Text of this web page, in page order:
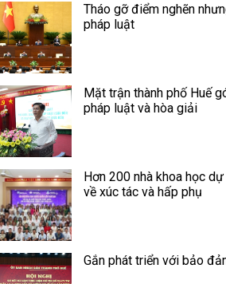
Tháo gỡ điểm nghẽn
pháp luật
Mặt trận thành phố Huế
pháp luật và hòa giải
Hơn 200 nhà khoa học
về xúc tác và hấp phụ
Gắn phát triển với bảo